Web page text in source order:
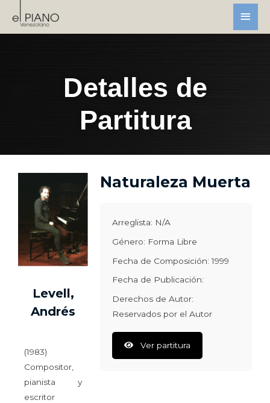
Detalles de
Partitura
Levell,
Andrés
(1983)
Compositor,
pianista y
escritor
Naturaleza Muerta
Arreglista: N/A
Género: Forma Libre
Fecha de Composición: 1999
Fecha de Publicación:
Derechos de Autor:
Reservados por el Autor
Ver partitura